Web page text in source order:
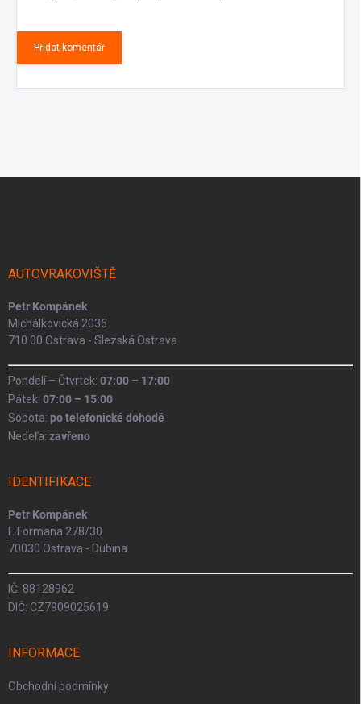
Přidat komentář
AUTOVRAKOVIŠTĚ
Petr Kompánek
Michálkovická 2036
710 00 Ostrava - Slezská Ostrava
Pondelí – Čtvrtek: 07:00 – 17:00
Pátek: 07:00 – 15:00
Sobota: po telefonické dohodě
Nedeľa: zavřeno
IDENTIFIKACE
Petr Kompánek
F. Formana 278/30
70030 Ostrava - Dubina
IČ: 88128962
DIČ: CZ7909025619
INFORMACE
Obchodní podmínky